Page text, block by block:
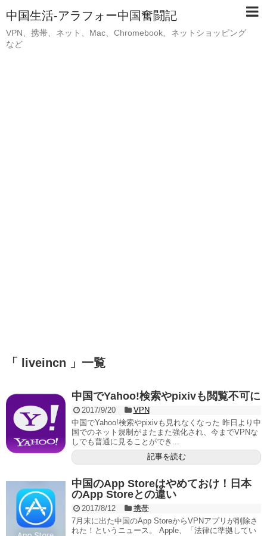
中国生活-アラフォー中国奮闘記
VPN、携帯、ネット、Mac、Chromebook、ネットショッピング
など
「 liveincn 」一覧
中国でYahoo!検索やpixivも閲覧不可に
2017/9/20
VPN
中国でYahoo!検索やpixivも見れなくなった 昨日より中
国でのネット規制がまたまた強化され、今までVPNな
しでも普通に見ることができ...
記事を読む
中国のApp Storeはやめておけ！日本
のApp Storeとの違い
2017/8/12
携帯
7月末に出た中国のApp StoreからVPNアプリが削除さ
れた！というニュース。 Apple、「法律に準拠してい